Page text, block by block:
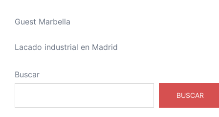
Guest Marbella
Lacado industrial en Madrid
Buscar
BUSCAR